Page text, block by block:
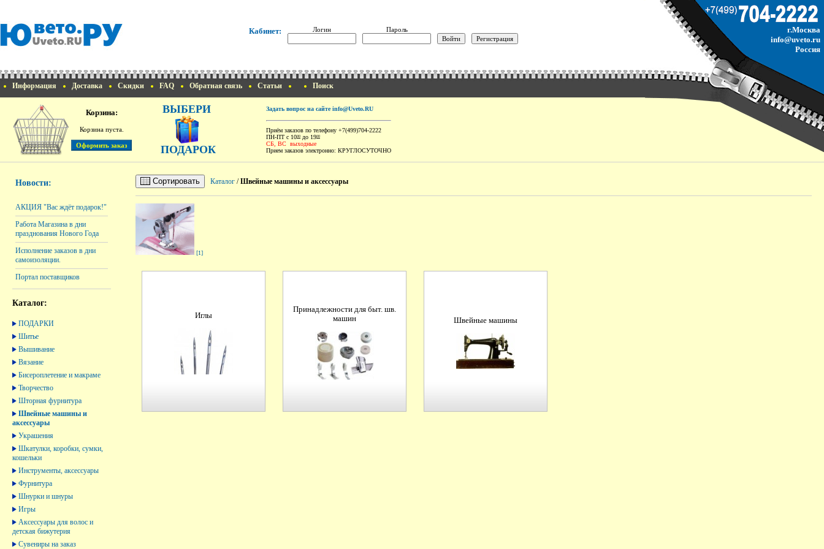
Кабинет: Логин Пароль
г.Москва
info@uveto.ru
Россия
Информация Доставка Скидки FAQ Обратная связь Статьи Поиск
Корзина:
Корзина пуста.
ВЫБЕРИ
ПОДАРОК
Задать вопрос на сайте info@Uveto.RU
Приём заказов по телефону +7(499)704-2222
ПН-ПТ с 1000 до 1900
СБ, ВС выходные
Прием заказов электронно: КРУГЛОСУТОЧНО
Новости:
АКЦИЯ "Вас ждёт подарок!"
Работа Магазина в дни
празднования Нового Года
Исполнение заказов в дни
самоизоляции.
Портал поставщиков
Каталог:
ПОДАРКИ
Шитье
Вышивание
Вязание
Бисероплетение и макраме
Творчество
Шторная фурнитура
Швейные машины и
аксессуары
Украшения
Шкатулки, коробки, сумки,
кошельки
Инструменты, аксессуары
Фурнитура
Шнурки и шнуры
Игры
Аксессуары для волос и
детская бижутерия
Сувениры на заказ
Сортировать Каталог /Швейные машины и аксессуары
[1]
Иглы
Принадлежности для быт. шв.
машин
Швейные машины